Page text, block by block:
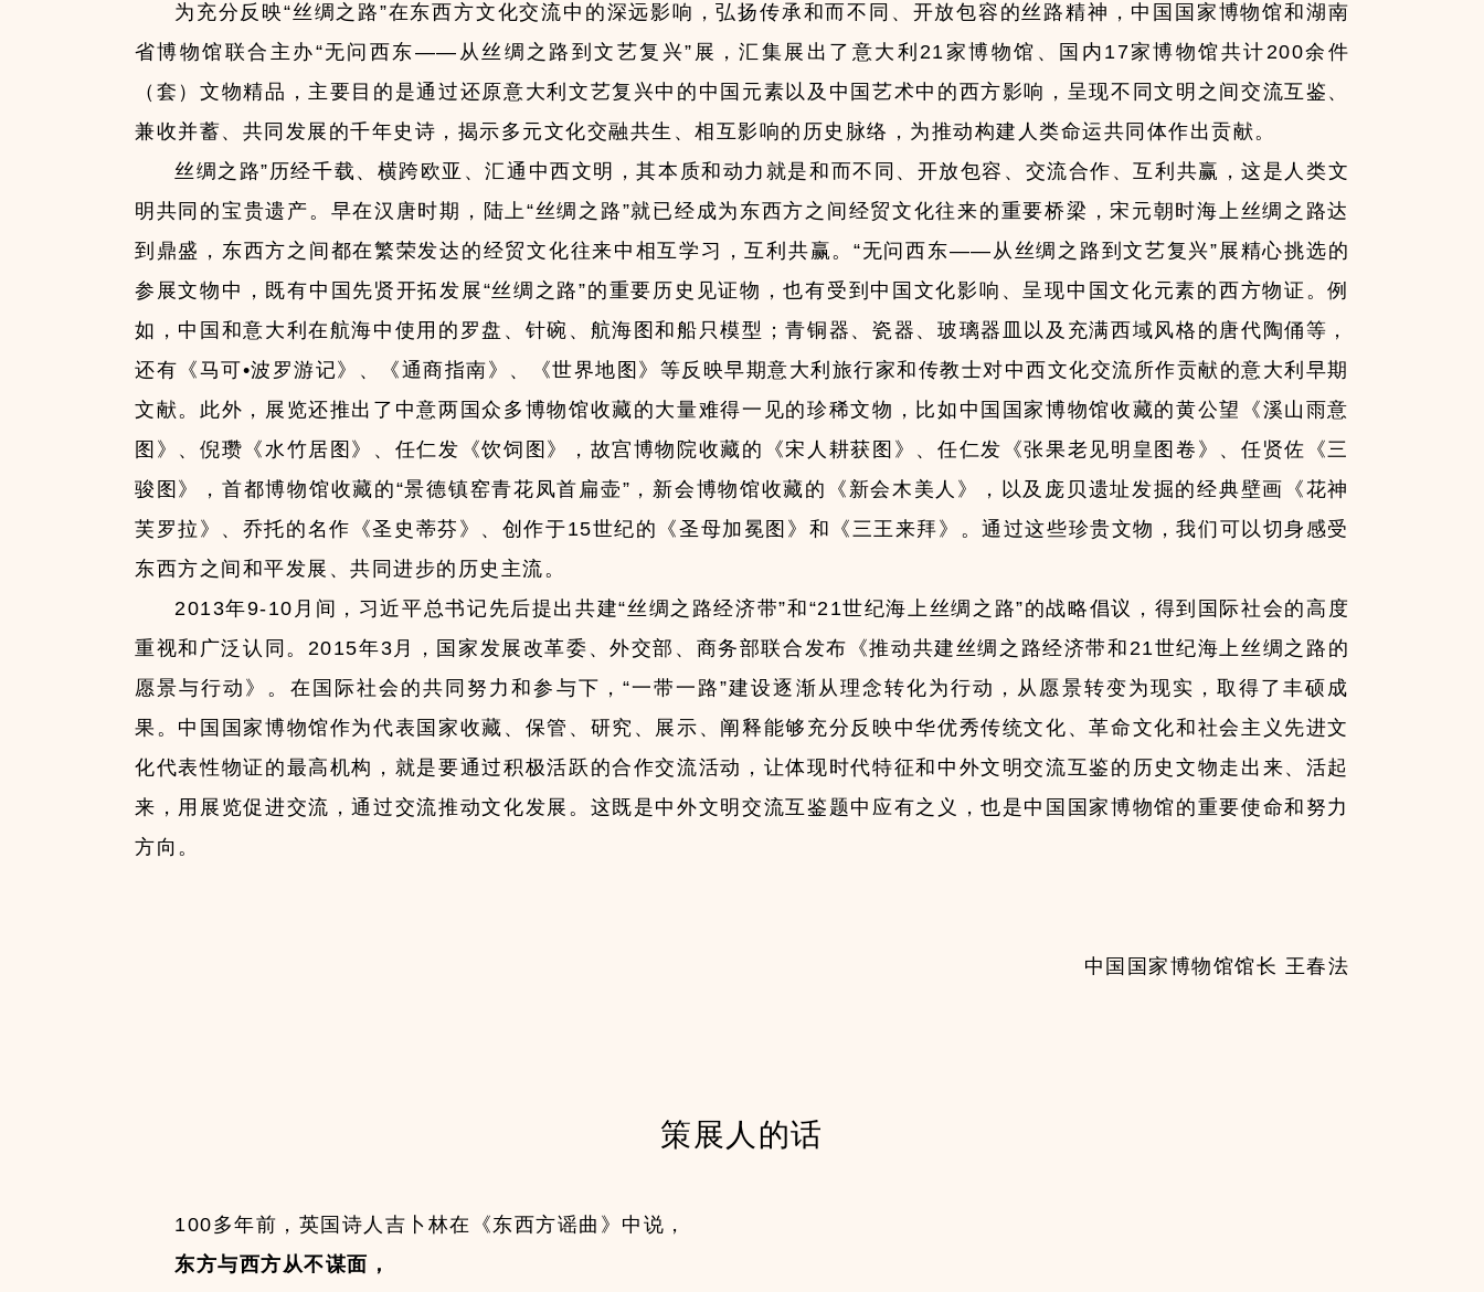
为充分反映“丝绸之路”在东西方文化交流中的深远影响，弘扬传承和而不同、开放包容的丝路精神，中国国家博物馆和湖南
省博物馆联合主办“无问西东——从丝绸之路到文艺复兴”展，汇集展出了意大利21家博物馆、国内17家博物馆共计200余件
（套）文物精品，主要目的是通过还原意大利文艺复兴中的中国元素以及中国艺术中的西方影响，呈现不同文明之间交流互鉴、
兼收并蓄、共同发展的千年史诗，揭示多元文化交融共生、相互影响的历史脉络，为推动构建人类命运共同体作出贡献。
丝绸之路”历经千载、横跨欧亚、汇通中西文明，其本质和动力就是和而不同、开放包容、交流合作、互利共赢，这是人类文
明共同的宝贵遗产。早在汉唐时期，陆上“丝绸之路”就已经成为东西方之间经贸文化往来的重要桥梁，宋元朝时海上丝绸之路达
到鼎盛，东西方之间都在繁荣发达的经贸文化往来中相互学习，互利共赢。“无问西东——从丝绸之路到文艺复兴”展精心挑选的
参展文物中，既有中国先贤开拓发展“丝绸之路”的重要历史见证物，也有受到中国文化影响、呈现中国文化元素的西方物证。例
如，中国和意大利在航海中使用的罗盘、针碗、航海图和船只模型；青铜器、瓷器、玻璃器皿以及充满西域风格的唐代陶俑等，
还有《马可•波罗游记》、《通商指南》、《世界地图》等反映早期意大利旅行家和传教士对中西文化交流所作贡献的意大利早期
文献。此外，展览还推出了中意两国众多博物馆收藏的大量难得一见的珍稀文物，比如中国国家博物馆收藏的黄公望《溪山雨意
图》、倪瓒《水竹居图》、任仁发《饮饲图》，故宫博物院收藏的《宋人耕获图》、任仁发《张果老见明皇图卷》、任贤佐《三
骏图》，首都博物馆收藏的“景德镇窑青花凤首扁壶”，新会博物馆收藏的《新会木美人》，以及庞贝遗址发掘的经典壁画《花神
芙罗拉》、乔托的名作《圣史蒂芬》、创作于15世纪的《圣母加冕图》和《三王来拜》。通过这些珍贵文物，我们可以切身感受
东西方之间和平发展、共同进步的历史主流。
2013年9-10月间，习近平总书记先后提出共建“丝绸之路经济带”和“21世纪海上丝绸之路”的战略倡议，得到国际社会的高度
重视和广泛认同。2015年3月，国家发展改革委、外交部、商务部联合发布《推动共建丝绸之路经济带和21世纪海上丝绸之路的
愿景与行动》。在国际社会的共同努力和参与下，“一带一路”建设逐渐从理念转化为行动，从愿景转变为现实，取得了丰硕成
果。中国国家博物馆作为代表国家收藏、保管、研究、展示、阐释能够充分反映中华优秀传统文化、革命文化和社会主义先进文
化代表性物证的最高机构，就是要通过积极活跃的合作交流活动，让体现时代特征和中外文明交流互鉴的历史文物走出来、活起
来，用展览促进交流，通过交流推动文化发展。这既是中外文明交流互鉴题中应有之义，也是中国国家博物馆的重要使命和努力
方向。
中国国家博物馆馆长 王春法
策展人的话
100多年前，英国诗人吉卜林在《东西方谣曲》中说，
东方与西方从不谋面，